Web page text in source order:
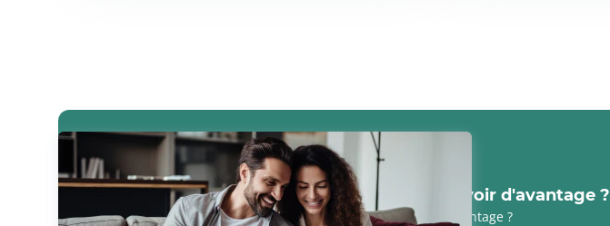
Vous souhaitez en savoir d'avantage ?
Vous souhaitez en savoir davantage ?